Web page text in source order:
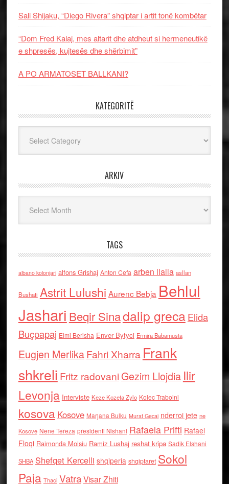
Sali Shijaku, “Diego Rivera” shqiptar i artit tonë kombëtar
“Dom Fred Kalaj, mes altarit dhe atdheut si hermeneutikë
e shpresës, kujtesës dhe shërbimit”
A PO ARMATOSET BALLKANI?
KATEGORITË
ARKIV
TAGS
albano kolonjari alfons Grishaj Anton Cefa arben llalla asllan
Bushati Astrit Lulushi Aurenc Bebja Behlul
Jashari Beqir Sinadalip grecaElida
Buçpapaj Elmi Berisha Enver Bytyci Ermira Babamusta
Eugjen MerlikaFahri Xharra Frank
shkreli Fritz radovaniGezim Llojdia Ilir
Levonja Interviste Keze Kozeta Zylo Kolec Traboini
kosova Kosove Marjana Bulku Murat Gecaj nderroi jete ne
Kosove Nene Tereza presidenti Nishani Rafaela Prifti Rafael
Floqi Raimonda Moisiu Ramiz Lushaj reshat kripa Sadik Elshani
SHBA Shefqet Kercelli shqiperia shqiptaret Sokol
Paja Thaci VatraVisar Zhiti